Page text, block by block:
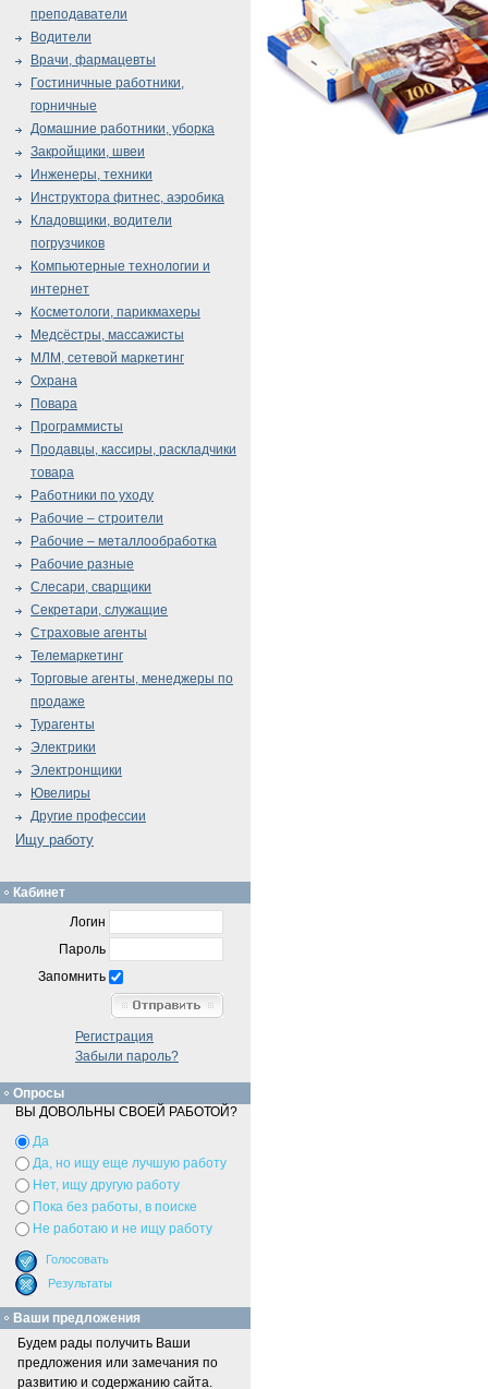
преподаватели
Водители
Врачи, фармацевты
Гостиничные работники,
горничные
Домашние работники, уборка
Закройщики, швеи
Инженеры, техники
Инструктора фитнес, аэробика
Кладовщики, водители
погрузчиков
Компьютерные технологии и
интернет
Косметологи, парикмахеры
Медсёстры, массажисты
МЛМ, сетевой маркетинг
Охрана
Повара
Программисты
Продавцы, кассиры, раскладчики
товара
Работники по уходу
Рабочие – строители
Рабочие – металлообработка
Рабочие разные
Слесари, сварщики
Секретари, служащие
Страховые агенты
Телемаркетинг
Торговые агенты, менеджеры по
продаже
Турагенты
Электрики
Электронщики
Ювелиры
Другие профессии
Ищу работу
Кабинет
Логин
Пароль
Запомнить
Регистрация
Забыли пароль?
Опросы
ВЫ ДОВОЛЬНЫ СВОЕЙ РАБОТОЙ?
Да
Да, но ищу еще лучшую работу
Нет, ищу другую работу
Пока без работы, в поиске
Не работаю и не ищу работу
Ваши предложения
Будем рады получить Ваши
предложения или замечания по
развитию и содержанию сайта.